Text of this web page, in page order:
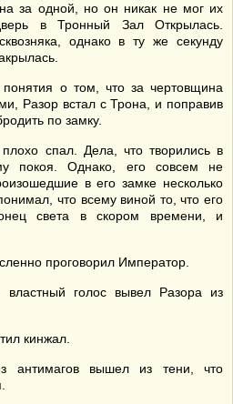
за одной, но он никак не мог их
в Тронный Зал Открылась.
однако в ту же секунду
о том, что за чертовщина
Разор встал с Трона, и поправив
по замку.
спал. Дела, что творились в
покоя. Однако, его совсем не
в его замке несколько
что всему виной то, что его
света в скором времени, и
проговорил Император.
голос вывел Разора из
кинжал.
антимагов вышел из тени, что